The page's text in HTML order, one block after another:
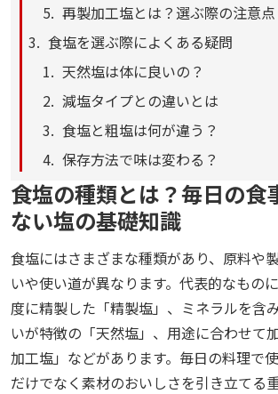
再製加工塩とは？選ぶ際の注意点
食塩を選ぶ際によくある疑問
天然塩は体に良いの？
減塩タイプとの違いとは
食塩と粗塩は何が違う？
保存方法で味は変わる？
食塩の種類とは？毎日の食
ない塩の基礎知識
食塩にはさまざまな種類があり、原料や
いや使い道が異なります。代表的なもの
度に精製した「精製塩」、ミネラルを含
いが特徴の「天然塩」、用途に合わせて
加工塩」などがあります。毎日の料理で
だけでなく素材のおいしさを引き立てる